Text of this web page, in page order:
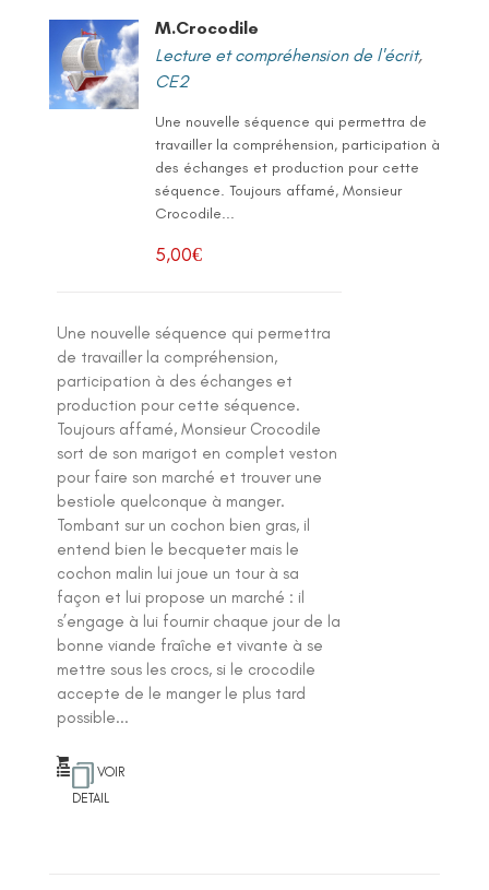
M.Crocodile
Lecture et compréhension de l'écrit,
CE2
Une nouvelle séquence qui permettra de
travailler la compréhension, participation à
des échanges et production pour cette
séquence. Toujours affamé, Monsieur
Crocodile...
5,00€
Une nouvelle séquence qui permettra
de travailler la compréhension,
participation à des échanges et
production pour cette séquence.
Toujours affamé, Monsieur Crocodile
sort de son marigot en complet veston
pour faire son marché et trouver une
bestiole quelconque à manger.
Tombant sur un cochon bien gras, il
entend bien le becqueter mais le
cochon malin lui joue un tour à sa
façon et lui propose un marché : il
s’engage à lui fournir chaque jour de la
bonne viande fraîche et vivante à se
mettre sous les crocs, si le crocodile
accepte de le manger le plus tard
possible...
VOIR
DETAIL